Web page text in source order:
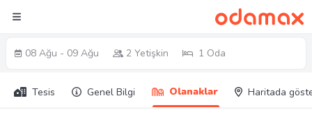
08 Ağu - 09 Ağu 2 Yetişkin 1 Oda
Tesis Genel Bilgi Olanaklar Haritada